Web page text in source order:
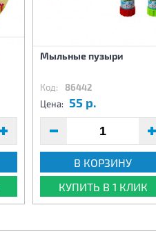
Мыльные пузыри
Код: 86442
Цена: 55 р.
В КОРЗИНУ
КУПИТЬ В 1 КЛИК